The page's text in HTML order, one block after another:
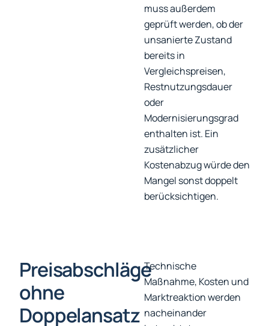
muss außerdem
geprüft werden, ob der
unsanierte Zustand
bereits in
Vergleichspreisen,
Restnutzungsdauer
oder
Modernisierungsgrad
enthalten ist. Ein
zusätzlicher
Kostenabzug würde den
Mangel sonst doppelt
berücksichtigen.
Preisabschläge
ohne
Doppelansatz
Technische
Maßnahme, Kosten und
Marktreaktion werden
nacheinander